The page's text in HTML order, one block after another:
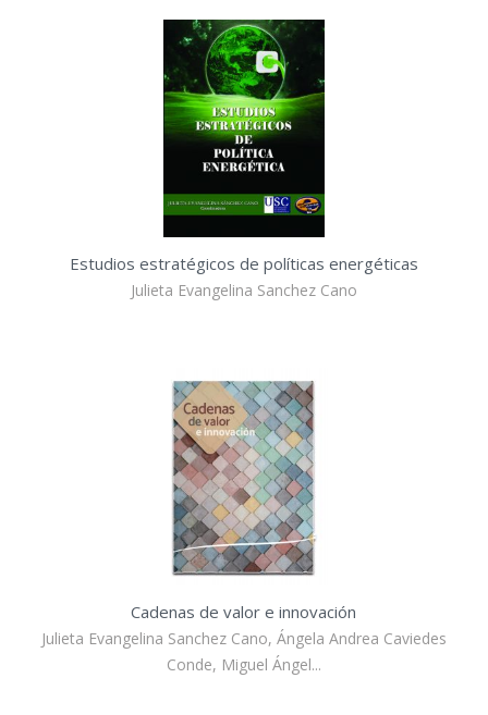
Estudios estratégicos de políticas energéticas
Julieta Evangelina Sanchez Cano
Cadenas de valor e innovación
Julieta Evangelina Sanchez Cano, Ángela Andrea Caviedes
Conde, Miguel Ángel...